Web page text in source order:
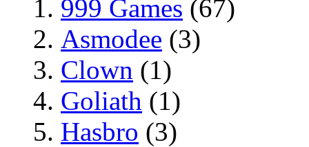
999 Games (67)
Asmodee (3)
Clown (1)
Goliath (1)
Hasbro (3)